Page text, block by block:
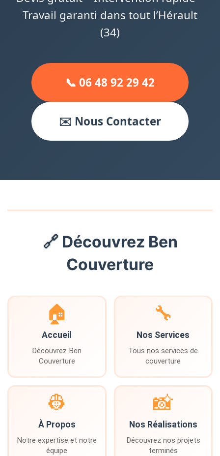
Travail garanti dans tout l’Hérault
(34)
📞 06 48 92 29 42
✉️ Nous Contacter
🔗 Découvrez Ben
Couverture
🏠
Accueil
Découvrez Ben
Couverture
🔧
Nos Services
Tous nos services de
couverture
👷
À Propos
Notre expertise et notre
équipe
📸
Nos Réalisations
Découvrez nos projets
terminés